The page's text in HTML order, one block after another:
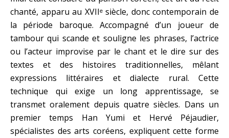
chanté, apparu au XVIIᵉ siècle, donc contemporain de
la période baroque. Accompagné d’un joueur de
tambour qui scande et souligne les phrases, l’actrice
ou l’acteur improvise par le chant et le dire sur des
textes et des histoires traditionnelles, mêlant
expressions littéraires et dialecte rural. Cette
technique qui exige un long apprentissage, se
transmet oralement depuis quatre siècles. Dans un
premier temps Han Yumi et Hervé Péjaudier,
spécialistes des arts coréens, expliquent cette forme